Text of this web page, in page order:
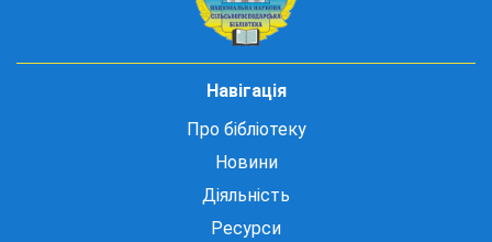
Навігація
Про бібліотеку
Новини
Діяльність
Ресурси